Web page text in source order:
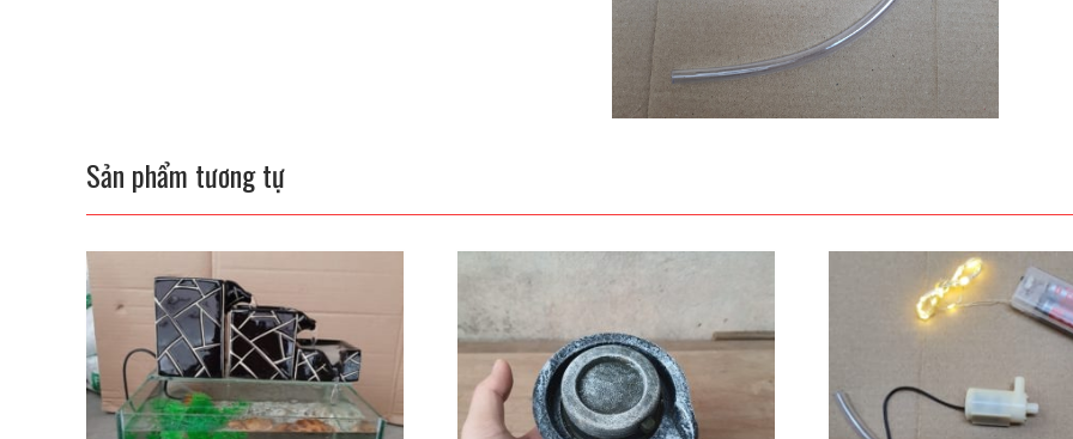
Sản phẩm tương tự